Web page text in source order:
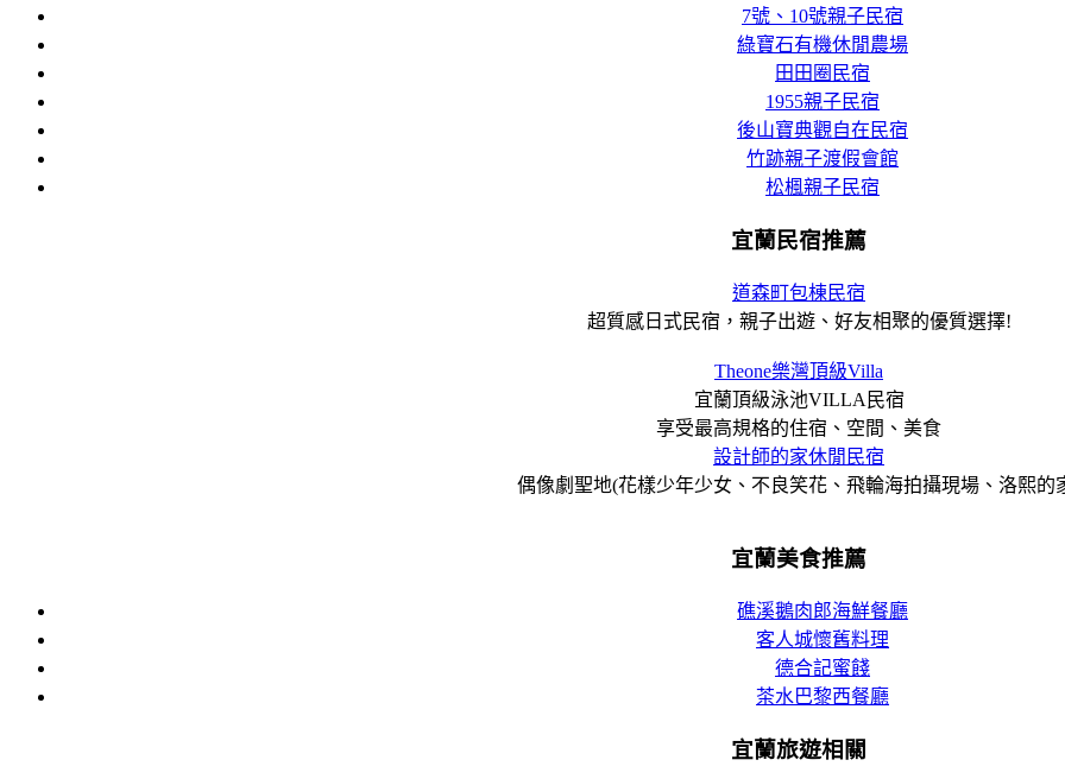
7號、10號親子民宿
綠寶石有機休閒農場
田田圈民宿
1955親子民宿
後山寶典觀自在民宿
竹跡親子渡假會館
松楓親子民宿
宜蘭民宿推薦
道森町包棟民宿
超質感日式民宿，親子出遊、好友相聚的優質選擇!
Theone樂灣頂級Villa
宜蘭頂級泳池VILLA民宿
享受最高規格的住宿、空間、美食
設計師的家休閒民宿
偶像劇聖地(花樣少年少女、不良笑花、飛輪海拍攝現場、洛熙的
宜蘭美食推薦
礁溪鵝肉郎海鮮餐廳
客人城懷舊料理
德合記蜜餞
茶水巴黎西餐廳
宜蘭旅遊相關